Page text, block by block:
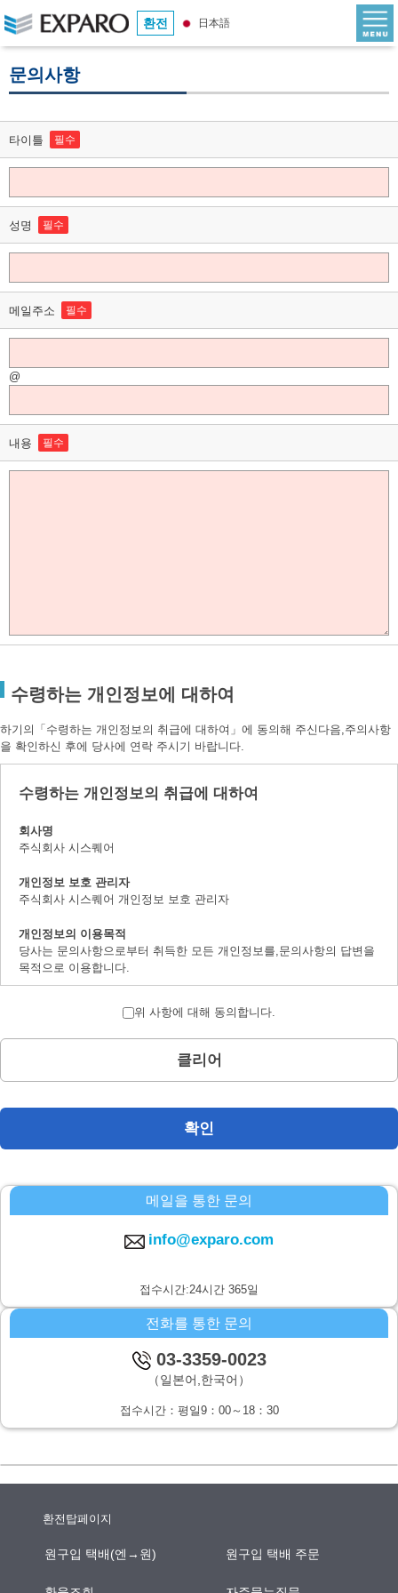
환전 日本語
문의사항
타이틀 필수
성명 필수
메일주소 필수
@
내용 필수
수령하는 개인정보에 대하여
하기의「수령하는 개인정보의 취급에 대하여」에 동의해 주신다음,주의사항
을 확인하신 후에 당사에 연락 주시기 바랍니다.
수령하는 개인정보의 취급에 대하여
회사명
주식회사 시스퀘어
개인정보 보호 관리자
주식회사 시스퀘어 개인정보 보호 관리자
개인정보의 이용목적
당사는 문의사항으로부터 취득한 모든 개인정보를,문의사항의 답변을
목적으로 이용합니다.
취득한 개인정보는 법률상에서 허가받은 경우를 제하고서,본인의 양해
를 구하지 않은채로 제삼자에 제공하지 않습니다.
계시 대상 개인정보의 계시 및 문의사항 창구에 대하여
본인으로부터의 요청에 의하여,당사가 보유하는 계시대상 개인정보의
주식회사 시스퀘어 개인정보 문의창구
E-MAIL：info@c-square.co.jp
개인정보를 입력하는데에 앞서서 주의사항
되지않을 경우가 있습니다.
쿠키나 web표시등을 통하여,본인이 쉽사리 인식하지 못하는 방법을 통
한 개인정보의 습득은 하지 않습니다.
위 사항에 대해 동의합니다.
클리어
확인
메일을 통한 문의
info@exparo.com
접수시간:24시간 365일
전화를 통한 문의
03-3359-0023
（일본어,한국어）
접수시간：평일9：00～18：30
환전탑페이지
원구입 택배(엔→원) 원구입 택배 주문